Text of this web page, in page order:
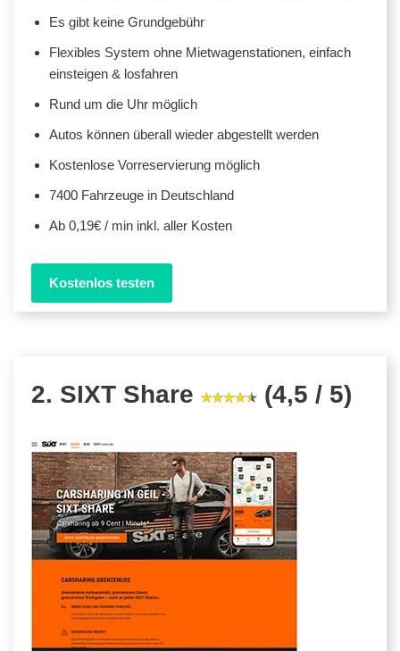
Es gibt keine Grundgebühr
Flexibles System ohne Mietwagenstationen, einfach
einsteigen & losfahren
Rund um die Uhr möglich
Autos können überall wieder abgestellt werden
Kostenlose Vorreservierung möglich
7400 Fahrzeuge in Deutschland
Ab 0,19€ / min inkl. aller Kosten
Kostenlos testen
2. SIXT Share (4,5 / 5)